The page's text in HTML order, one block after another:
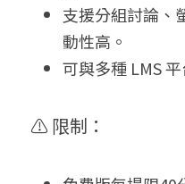
支援分組討論、
動性高。
可與多種 LMS
⚠️ 限制：